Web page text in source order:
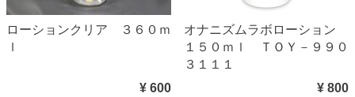
ローションクリア ３６０ｍ
ｌ
¥ 600
オナニズムラボローション
１５０ｍｌ ＴＯＹ－９９０
３１１１
¥ 800